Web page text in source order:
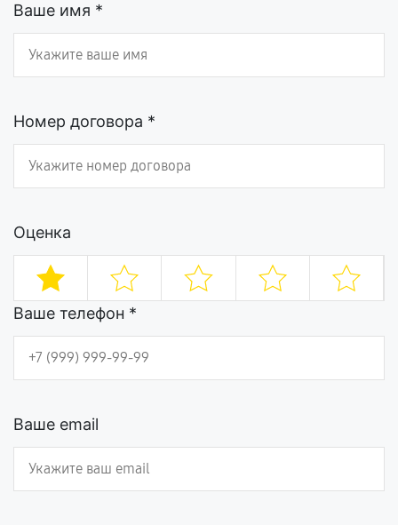
Ваше имя *
Номер договора *
Оценка
Ваше телефон *
Ваше email